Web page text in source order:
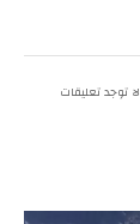
لا توجد تعليقات